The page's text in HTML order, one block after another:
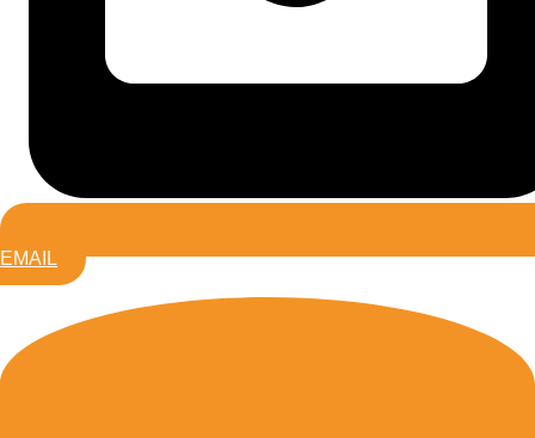
EMAIL